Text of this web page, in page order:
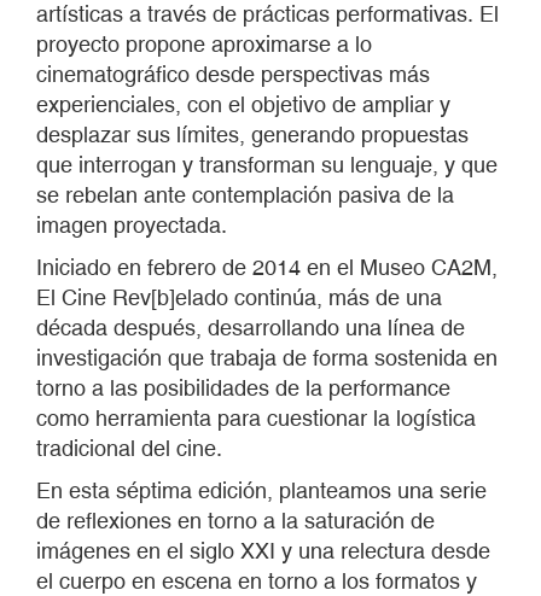
artísticas a través de prácticas performativas. El
proyecto propone aproximarse a lo
cinematográfico desde perspectivas más
experienciales, con el objetivo de ampliar y
desplazar sus límites, generando propuestas
que interrogan y transforman su lenguaje, y que
se rebelan ante contemplación pasiva de la
imagen proyectada.
Iniciado en febrero de 2014 en el Museo CA2M,
El Cine Rev[b]elado continúa, más de una
década después, desarrollando una línea de
investigación que trabaja de forma sostenida en
torno a las posibilidades de la performance
como herramienta para cuestionar la logística
tradicional del cine.
En esta séptima edición, planteamos una serie
de reflexiones en torno a la saturación de
imágenes en el siglo XXI y una relectura desde
el cuerpo en escena en torno a los formatos y